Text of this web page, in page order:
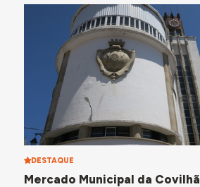
DESTAQUE
Mercado Municipal da Covilhã